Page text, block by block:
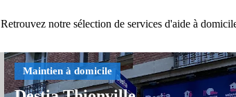
Retrouvez notre sélection de services d'aide à